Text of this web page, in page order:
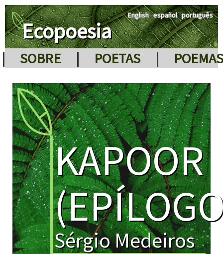
English|español|português
Ecopoesia
| SOBRE | POETAS | POEMAS
KAPOOR
Sérgio Medeiros